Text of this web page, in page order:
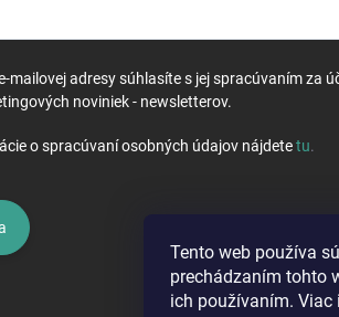
Tento web používa
prechádzaním tohto
ich používaním.
mailovej adresy súhlasíte s jej spracúvaním za
noviniek - newsletterov.
o spracúvaní osobných údajov nájdetetu.